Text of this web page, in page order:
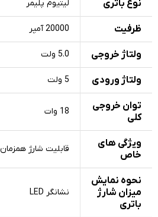
نوع باتری لیتیوم پلیمر
ظرفیت 20000 آمپر
ولتاژ خروجی 5.0 ولت
ولتاژ ورودی 5 ولت
توان خروجی
کلی
18 وات
ویژگی های
خاص
قابلیت شارژ همزمان ۳ دستگاه
نحوه نمایش
میزان شارژ
باتری
نشانگر LED